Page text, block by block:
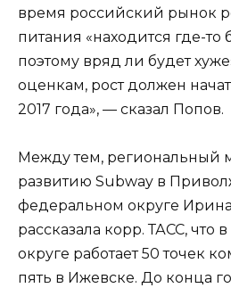
время российский рынок
питания «находится где-то
поэтому вряд ли будет
оценкам, рост должен
2017 года», — сказал Попов.
Между тем, региональный
развитию Subway в
федеральном округе
рассказала корр. ТАСС, что
округе работает 50 точек
пять в Ижевске. До конца